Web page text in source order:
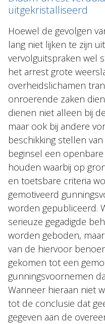
uitgekristalliseerd
Hoewel de gevolgen
lang niet lijken te zijn
vervolguitspraken wel
het arrest grote
overheidslichamen
onroerende zaken
dienen niet alleen bij
maar ook bij andere
beschikking stellen
beginsel een
houden waarbij op
en toetsbare criteria
gemotiveerd
worden gepubliceerd.
serieuze gegadigde
worden geboden,
van de hiervoor
gekomen tot een
gunningsvoornemen
Wanneer hieraan niet
tot de conclusie dat
gegeven aan de